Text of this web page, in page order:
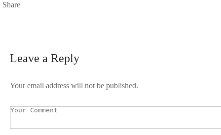
Share
Leave a Reply
Your email address will not be published.